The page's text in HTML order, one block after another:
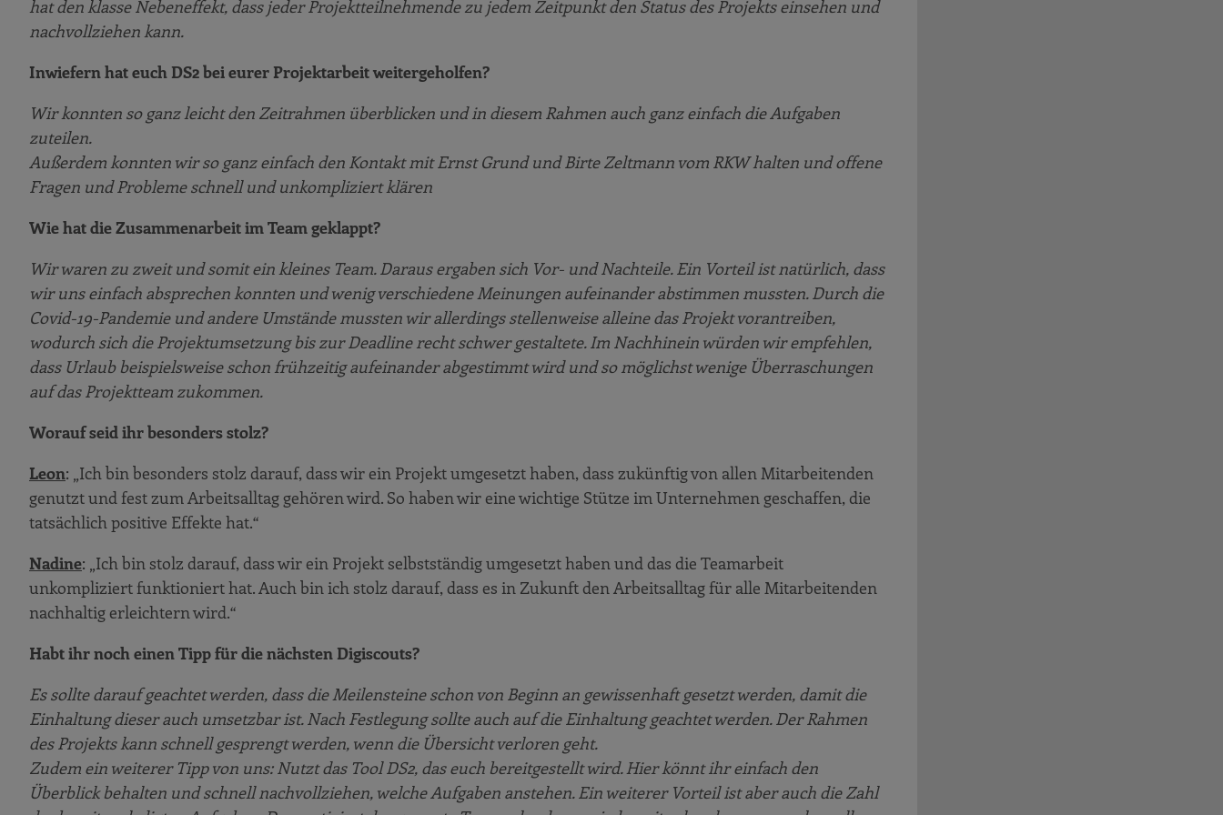
hat den klasse Nebeneffekt, dass jeder Projektteilnehmende zu jedem Zeitpunkt den Status des Projekts einsehen und
nachvollziehen kann.
Inwiefern hat euch DS2 bei eurer Projektarbeit weitergeholfen?
Wir konnten so ganz leicht den Zeitrahmen überblicken und in diesem Rahmen auch ganz einfach die Aufgaben
zuteilen.
Außerdem konnten wir so ganz einfach den Kontakt mit Ernst Grund und Birte Zeltmann vom RKW halten und offene
Fragen und Probleme schnell und unkompliziert klären
Wie hat die Zusammenarbeit im Team geklappt?
Wir waren zu zweit und somit ein kleines Team. Daraus ergaben sich Vor- und Nachteile. Ein Vorteil ist natürlich, dass
wir uns einfach absprechen konnten und wenig verschiedene Meinungen aufeinander abstimmen mussten. Durch die
Covid-19-Pandemie und andere Umstände mussten wir allerdings stellenweise alleine das Projekt vorantreiben,
wodurch sich die Projektumsetzung bis zur Deadline recht schwer gestaltete. Im Nachhinein würden wir empfehlen,
dass Urlaub beispielsweise schon frühzeitig aufeinander abgestimmt wird und so möglichst wenige Überraschungen
auf das Projektteam zukommen.
Worauf seid ihr besonders stolz?
Leon: „Ich bin besonders stolz darauf, dass wir ein Projekt umgesetzt haben, dass zukünftig von allen Mitarbeitenden
genutzt und fest zum Arbeitsalltag gehören wird. So haben wir eine wichtige Stütze im Unternehmen geschaffen, die
tatsächlich positive Effekte hat.“
Nadine: „Ich bin stolz darauf, dass wir ein Projekt selbstständig umgesetzt haben und das die Teamarbeit
unkompliziert funktioniert hat. Auch bin ich stolz darauf, dass es in Zukunft den Arbeitsalltag für alle Mitarbeitenden
nachhaltig erleichtern wird.“
Habt ihr noch einen Tipp für die nächsten Digiscouts?
Es sollte darauf geachtet werden, dass die Meilensteine schon von Beginn an gewissenhaft gesetzt werden, damit die
Einhaltung dieser auch umsetzbar ist. Nach Festlegung sollte auch auf die Einhaltung geachtet werden. Der Rahmen
des Projekts kann schnell gesprengt werden, wenn die Übersicht verloren geht.
Zudem ein weiterer Tipp von uns: Nutzt das Tool DS2, das euch bereitgestellt wird. Hier könnt ihr einfach den
Überblick behalten und schnell nachvollziehen, welche Aufgaben anstehen. Ein weiterer Vorteil ist aber auch die Zahl